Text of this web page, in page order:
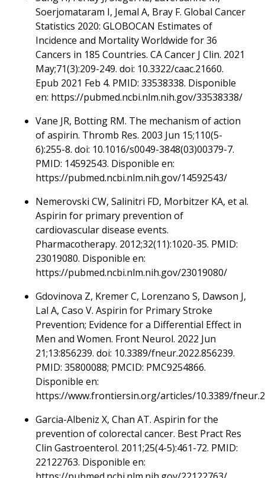
Soerjomataram I, Jemal A, Bray F. Global Cancer
Statistics 2020: GLOBOCAN Estimates of
Incidence and Mortality Worldwide for 36
Cancers in 185 Countries. CA Cancer J Clin. 2021
May;71(3):209-249. doi: 10.3322/caac.21660.
Epub 2021 Feb 4. PMID: 33538338. Disponible
en: https://pubmed.ncbi.nlm.nih.gov/33538338/
Vane JR, Botting RM. The mechanism of action
of aspirin. Thromb Res. 2003 Jun 15;110(5-
6):255-8. doi: 10.1016/s0049-3848(03)00379-7.
PMID: 14592543. Disponible en:
https://pubmed.ncbi.nlm.nih.gov/14592543/
Nemerovski CW, Salinitri FD, Morbitzer KA, et al.
Aspirin for primary prevention of
cardiovascular disease events.
Pharmacotherapy. 2012;32(11):1020-35. PMID:
23019080. Disponible en:
https://pubmed.ncbi.nlm.nih.gov/23019080/
Gdovinova Z, Kremer C, Lorenzano S, Dawson J,
Lal A, Caso V. Aspirin for Primary Stroke
Prevention; Evidence for a Differential Effect in
Men and Women. Front Neurol. 2022 Jun
21;13:856239. doi: 10.3389/fneur.2022.856239.
PMID: 35800088; PMCID: PMC9254866.
Disponible en:
https://www.frontiersin.org/articles/10.3389/
Garcia-Albeniz X, Chan AT. Aspirin for the
prevention of colorectal cancer. Best Pract Res
Clin Gastroenterol. 2011;25(4-5):461-72. PMID:
22122763. Disponible en: